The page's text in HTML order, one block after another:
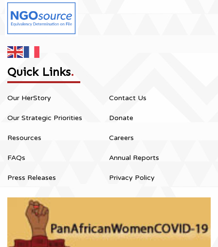
Quick Links.
Our HerStory
Our Strategic Priorities
Resources
FAQs
Press Releases
Contact Us
Donate
Careers
Annual Reports
Privacy Policy